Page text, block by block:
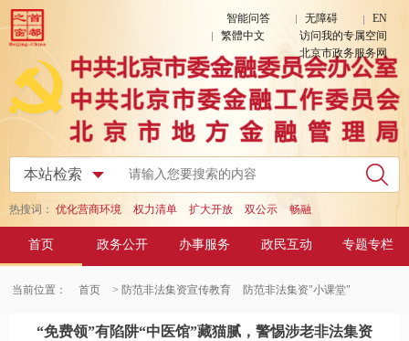
智能问答 无障碍
EN
繁體中文
访问我的专属空间
北京市政务服务网
热搜词： 优化营商环境 权力清单 扩大开放 双公示 畅融
首页 政务公开 办事服务 政民互动 专题专栏
当前位置： 首页 > 防范非法集资宣传教育 防范非法集资"小课堂"
“免费领”有陷阱“中医馆”藏猫腻，警惕涉老非法集资